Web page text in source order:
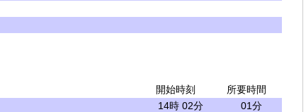
開始時刻
所要時間
14時 02分
01分